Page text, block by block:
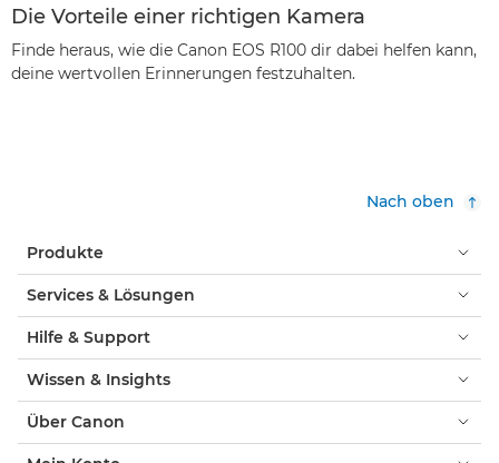
Die Vorteile einer richtigen Kamera
Finde heraus, wie die Canon EOS R100 dir dabei helfen kann,
deine wertvollen Erinnerungen festzuhalten.
Nach oben
Produkte
Services & Lösungen
Hilfe & Support
Wissen & Insights
Über Canon